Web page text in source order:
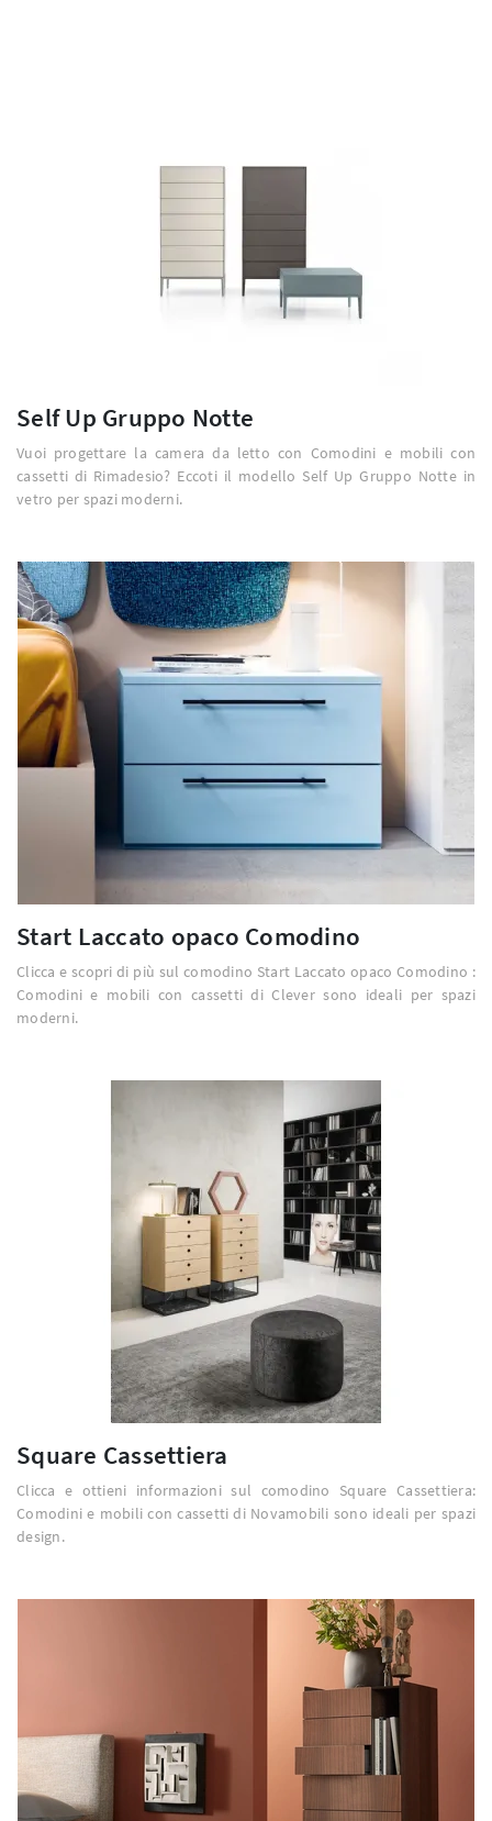
Self Up Gruppo Notte
Vuoi progettare la camera da letto con Comodini e mobili con
cassetti di Rimadesio? Eccoti il modello Self Up Gruppo Notte in
vetro per spazi moderni.
Start Laccato opaco Comodino
Clicca e scopri di più sul comodino Start Laccato opaco Comodino :
Comodini e mobili con cassetti di Clever sono ideali per spazi
moderni.
Square Cassettiera
Clicca e ottieni informazioni sul comodino Square Cassettiera:
Comodini e mobili con cassetti di Novamobili sono ideali per spazi
design.